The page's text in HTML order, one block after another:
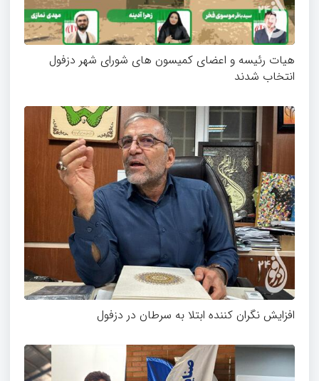
هیات رئیسه و اعضای کمیسون های شورای شهر دزفول
انتخاب شدند
افزایش نگران کننده ابتلا به سرطان در دزفول